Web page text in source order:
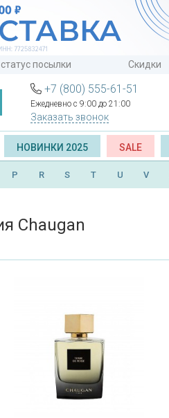
посылки Скидки
+7 (800) 555-61-51
Ежедневно с 9:00 до 21:00
Заказать звонок
НОВИНКИ 2025 SALE
P R S T U V
Chaugan